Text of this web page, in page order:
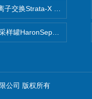
子交换Strata-X SPE聚合物
样罐HaronSep国产苏玛罐
公司 版权所有